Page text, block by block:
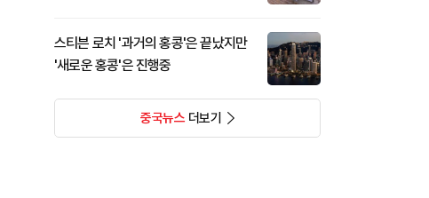
스티븐 로치 '과거의 홍콩'은 끝났지만
'새로운 홍콩'은 진행중
중국뉴스더보기